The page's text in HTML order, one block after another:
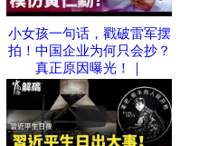
小女孩一句话，戳破雷军摆
拍！中国企业为何只会抄？
真正原因曝光！｜